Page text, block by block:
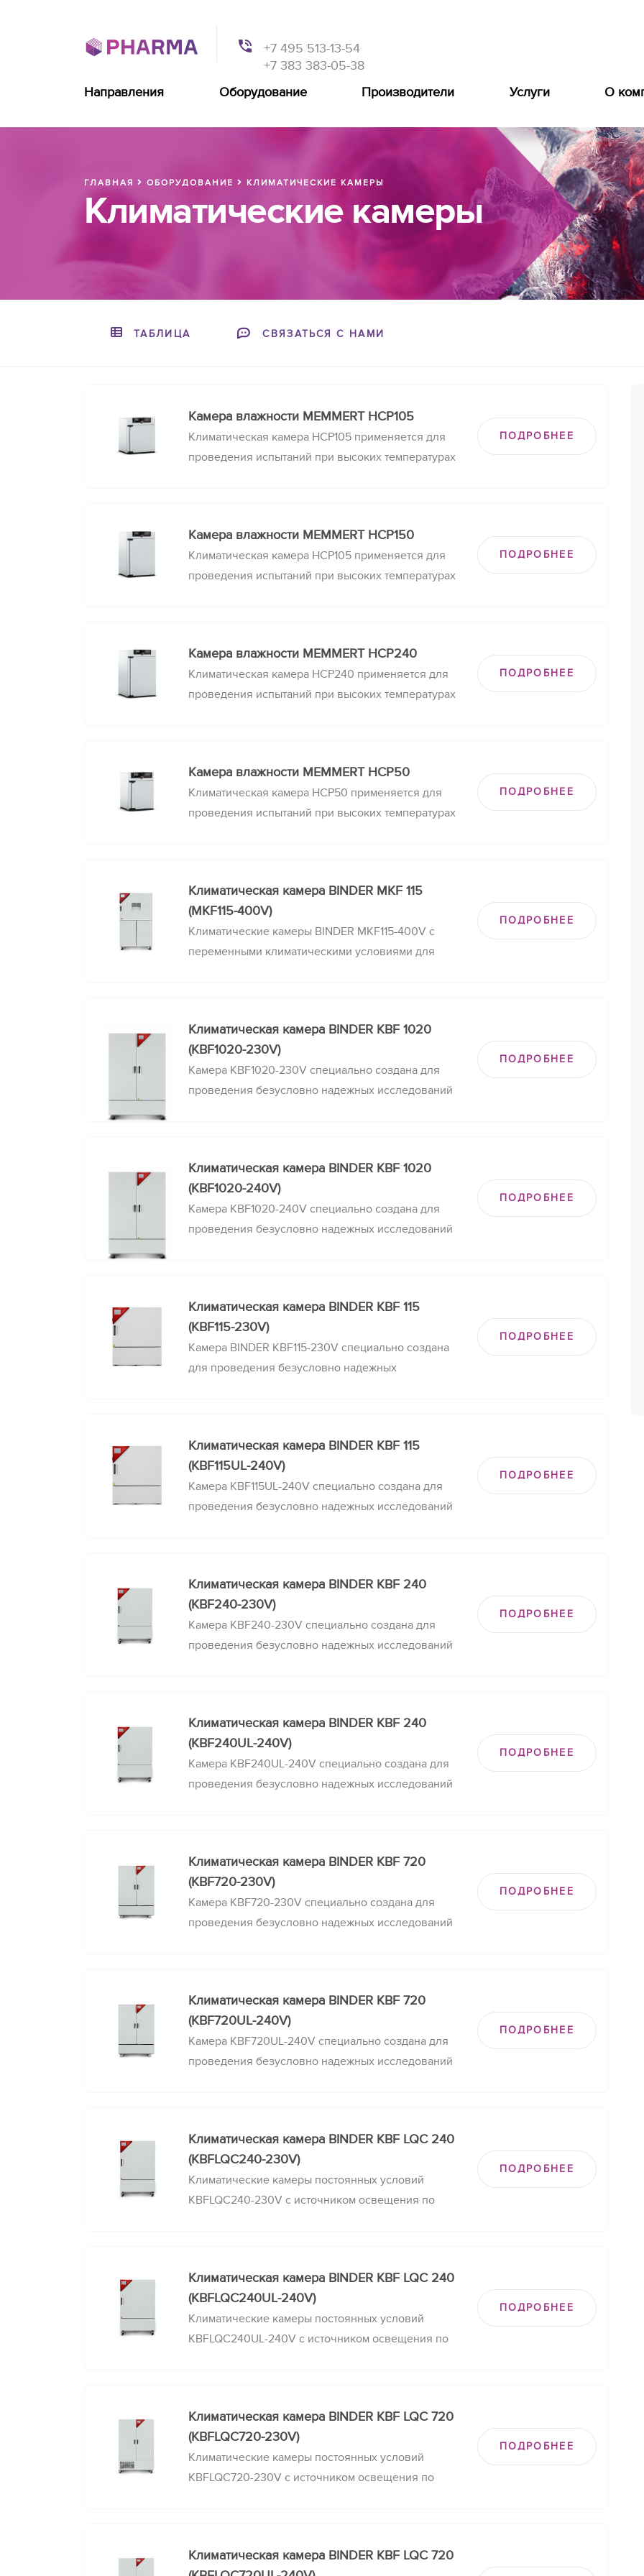
+7 495 513-13-54
+7 383 383-05-38
Направления Оборудование Производители Услуги О
ГЛАВНАЯ ОБОРУДОВАНИЕ КЛИМАТИЧЕСКИЕ КАМЕРЫ
Климатические камеры
ТАБЛИЦА СВЯЗАТЬСЯ С НАМИ
Камера влажности MEMMERT HCP105
Климатическая камера HCP105 применяется для
проведения испытаний при высоких температурах
металлов и сплавов к ржавчине.
ПОДРОБНЕЕ
Камера влажности MEMMERT HCP150
Климатическая камера HCP105 применяется для
проведения испытаний при высоких температурах
металлов и сплавов к ржавчине.
ПОДРОБНЕЕ
Камера влажности MEMMERT HCP240
Климатическая камера HCP240 применяется для
проведения испытаний при высоких температурах
металлов и сплавов к ржавчине.
ПОДРОБНЕЕ
Камера влажности MEMMERT HCP50
Климатическая камера HCP50 применяется для
проведения испытаний при высоких температурах
металлов и сплавов к ржавчине.
ПОДРОБНЕЕ
Климатическая камера BINDER MKF 115
(MKF115-400V)
Климатические камеры BINDER MKF115-400V с
переменными климатическими условиями для
ПОДРОБНЕЕ
Климатическая камера BINDER KBF 1020
(KBF1020-230V)
Камера KBF1020-230V специально создана для
проведения безусловно надежных исследований
ПОДРОБНЕЕ
Климатическая камера BINDER KBF 1020
(KBF1020-240V)
Камера KBF1020-240V специально создана для
проведения безусловно надежных исследований
ПОДРОБНЕЕ
Климатическая камера BINDER KBF 115
(KBF115-230V)
Камера BINDER KBF115-230V специально создана
для проведения безусловно надежных
ПОДРОБНЕЕ
Климатическая камера BINDER KBF 115
(KBF115UL-240V)
Камера KBF115UL-240V специально создана для
проведения безусловно надежных исследований
ПОДРОБНЕЕ
Климатическая камера BINDER KBF 240
(KBF240-230V)
Камера KBF240-230V специально создана для
проведения безусловно надежных исследований
ПОДРОБНЕЕ
Климатическая камера BINDER KBF 240
(KBF240UL-240V)
Камера KBF240UL-240V специально создана для
проведения безусловно надежных исследований
ПОДРОБНЕЕ
Климатическая камера BINDER KBF 720
(KBF720-230V)
Камера KBF720-230V специально создана для
проведения безусловно надежных исследований
ПОДРОБНЕЕ
Климатическая камера BINDER KBF 720
(KBF720UL-240V)
Камера KBF720UL-240V специально создана для
проведения безусловно надежных исследований
ПОДРОБНЕЕ
Климатическая камера BINDER KBF LQC 240
(KBFLQC240-230V)
Климатические камеры постоянных условий
KBFLQC240-230V с источником освещения по
ПОДРОБНЕЕ
Климатическая камера BINDER KBF LQC 240
(KBFLQC240UL-240V)
Климатические камеры постоянных условий
KBFLQC240UL-240V с источником освещения по
ПОДРОБНЕЕ
Климатическая камера BINDER KBF LQC 720
(KBFLQC720-230V)
Климатические камеры постоянных условий
KBFLQC720-230V с источником освещения по
ПОДРОБНЕЕ
Климатическая камера BINDER KBF LQC 720